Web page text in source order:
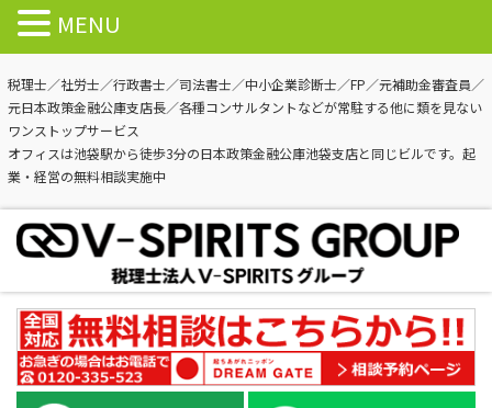
税理士／社労士／行政書士／司法書士／中小企業診断士／FP／元補助金審査員／
元日本政策金融公庫支店長／各種コンサルタントなどが常駐する他に類を見ない
ワンストップサービス
オフィスは池袋駅から徒歩3分の日本政策金融公庫池袋支店と同じビルです。起
業・経営の無料相談実施中
MENU